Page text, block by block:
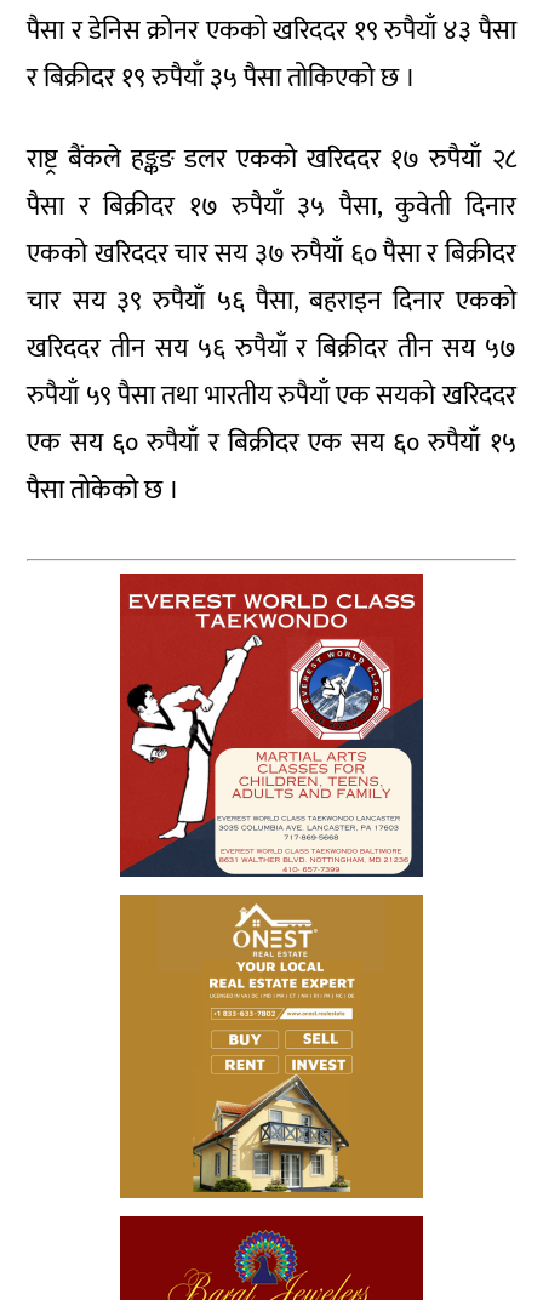
पैसा र डेनिस क्रोनर एकको खरिददर १९ रुपैयाँ ४३ पैसा
र बिक्रीदर १९ रुपैयाँ ३५ पैसा तोकिएको छ ।
राष्ट्र बैंकले हङ्कङ डलर एकको खरिददर १७ रुपैयाँ २८
पैसा र बिक्रीदर १७ रुपैयाँ ३५ पैसा, कुवेती दिनार
एकको खरिददर चार सय ३७ रुपैयाँ ६० पैसा र बिक्रीदर
चार सय ३९ रुपैयाँ ५६ पैसा, बहराइन दिनार एकको
खरिददर तीन सय ५६ रुपैयाँ र बिक्रीदर तीन सय ५७
रुपैयाँ ५९ पैसा तथा भारतीय रुपैयाँ एक सयको खरिददर
एक सय ६० रुपैयाँ र बिक्रीदर एक सय ६० रुपैयाँ १५
पैसा तोकेको छ ।